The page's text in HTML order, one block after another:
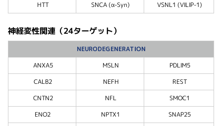
HTT SNCA (α-Syn) VSNL1 (VILIP-1)
神経変性関連（24ターゲット）
NEURODEGENERATION
ANXA5 MSLN PDLIM5
CALB2 NEFH REST
CNTN2 NFL SMOC1
ENO2 NPTX1 SNAP25